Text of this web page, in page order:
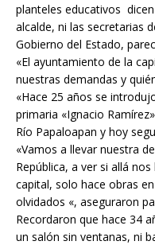
planteles educativos
alcalde, ni las secretarias
Gobierno del Estado,
«El ayuntamiento de la
nuestras demandas y
«Hace 25 años se
primaria «Ignacio
Río Papaloapan y hoy
«Vamos a llevar nuestra
República, a ver si allá
capital, solo hace obras
olvidados «, aseguraron
Recordaron que hace 34
un salón sin ventanas, ni